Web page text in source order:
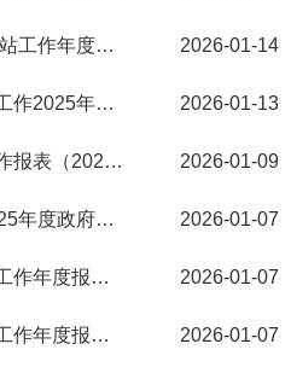
林芝市统计局2025年政府网站工作年度报表 2026-01-14
林芝市自然资源局政府网站工作2025年度报表 2026-01-13
林芝市人民政府网站年度工作报表（2025年） 2026-01-09
林芝市住房和城乡建设局2025年度政府网站工作年度报表 2026-01-07
林芝市政府国资委政府网站工作年度报表（2025年） 2026-01-07
林芝市政府国资委政府网站工作年度报表（2025年） 2026-01-07